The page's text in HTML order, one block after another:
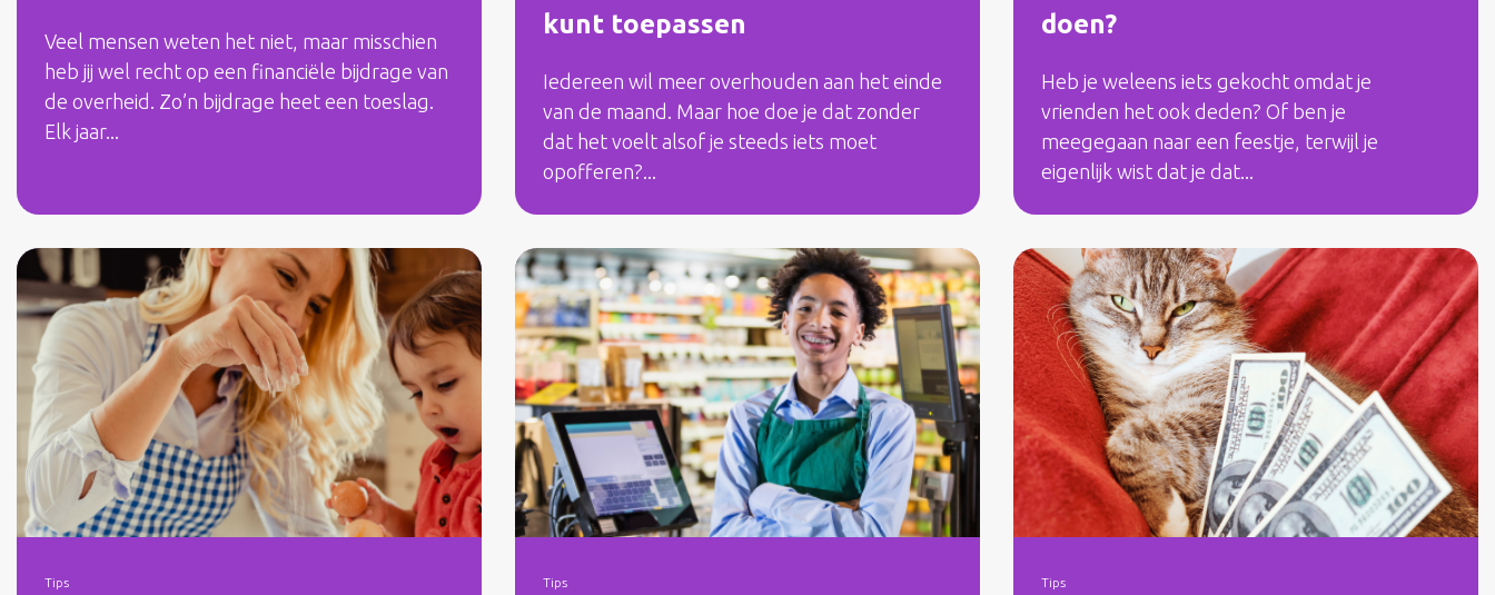
Veel mensen weten het niet, maar misschien
heb jij wel recht op een financiële bijdrage van
de overheid. Zo’n bijdrage heet een toeslag.
Elk jaar...
kunt toepassen
Iedereen wil meer overhouden aan het einde
van de maand. Maar hoe doe je dat zonder
dat het voelt alsof je steeds iets moet
opofferen?...
doen?
Heb je weleens iets gekocht omdat je
vrienden het ook deden? Of ben je
meegegaan naar een feestje, terwijl je
eigenlijk wist dat je dat...
Tips Tips Tips